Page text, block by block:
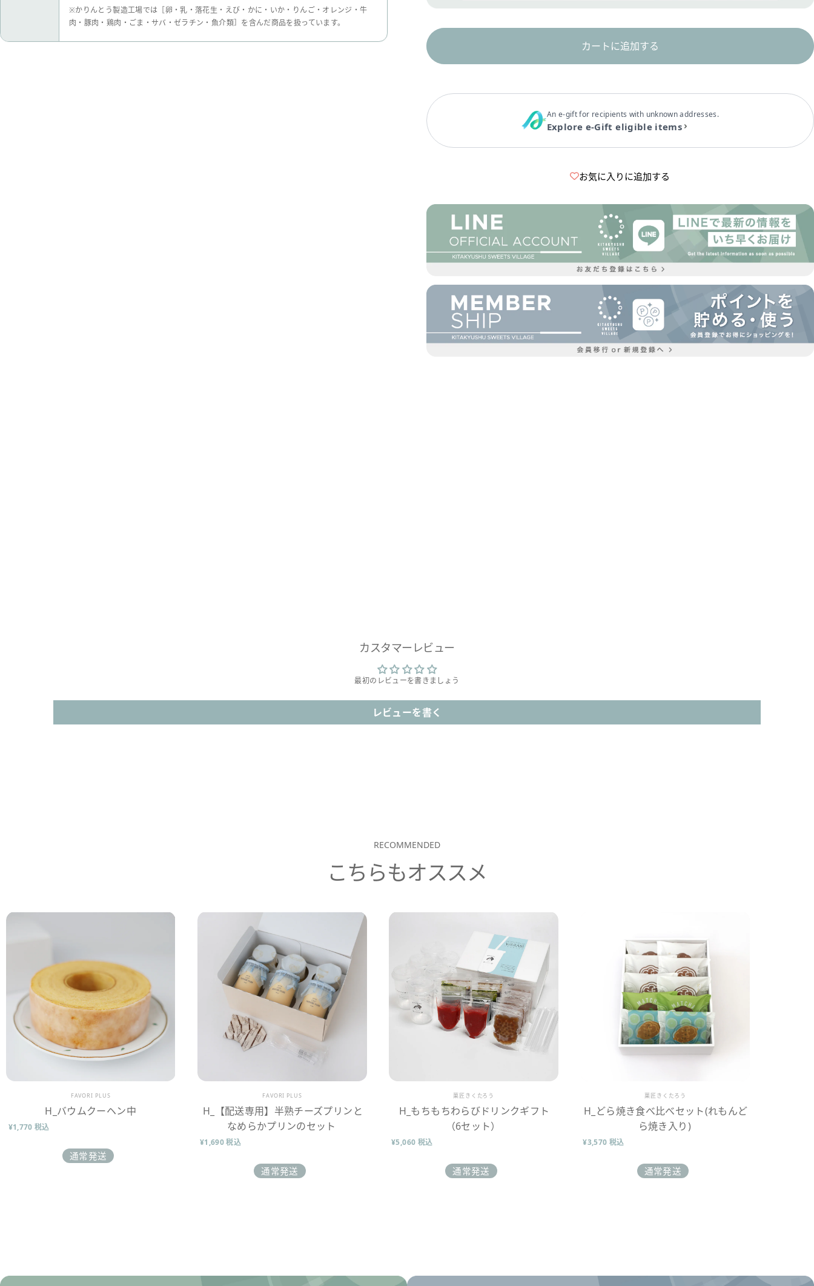
※かりんとう製造工場では［卵・乳・落花生・えび・かに・いか・りんご・オレンジ・牛
肉・豚肉・鶏肉・ごま・サバ・ゼラチン・魚介類］を含んだ商品を扱っています。
カートに追加する
An e-gift for recipients with unknown addresses.
Explore e-Gift eligible items
お気に入りに追加する
カスタマーレビュー
最初のレビューを書きましょう
レビューを書く
RECOMMENDED
こちらもオススメ
販売業者
FAVORI PLUS
H_バウムクーヘン中
¥1,770 税込
通常発送
販売業者
FAVORI PLUS
H_【配送専用】半熟チーズプリンと
なめらかプリンのセット
¥1,690 税込
通常発送
販売業者
菓匠きくたろう
H_もちもちわらびドリンクギフト
（6セット）
¥5,060 税込
通常発送
販売業者
菓匠きくたろう
H_どら焼き食べ比べセット(れもんど
ら焼き入り)
¥3,570 税込
通常発送